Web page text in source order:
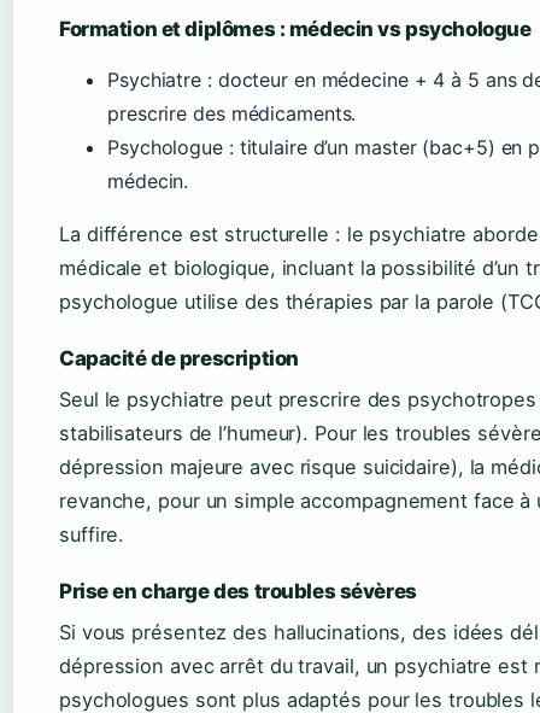
Formation et diplômes : médecin vs psychologue
Psychiatre : docteur en médecine + 4 à 5 ans
prescrire des médicaments.
Psychologue : titulaire d’un master (bac+5) en
médecin.
La différence est structurelle : le psychiatre
médicale et biologique, incluant la possibilité d’un
psychologue utilise des thérapies par la parole
Capacité de prescription
Seul le psychiatre peut prescrire des
stabilisateurs de l’humeur). Pour les troubles
dépression majeure avec risque suicidaire), la
revanche, pour un simple accompagnement face
suffire.
Prise en charge des troubles sévères
Si vous présentez des hallucinations, des idées
dépression avec arrêt du travail, un psychiatre est
psychologues sont plus adaptés pour les troubles